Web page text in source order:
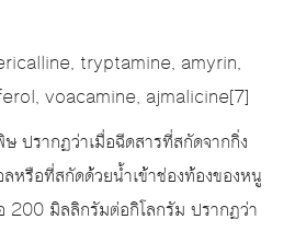
tryptamine, amyrin,
voacamine, ajmalicine[7]
ปรากฏว่าเมื่อฉีดสารที่สกัดจากกิ่ง
หรือที่สกัดด้วยน้ำเข้าช่องท้องของหนู
200 มิลลิกรัมต่อกิโลกรัม ปรากฏว่า